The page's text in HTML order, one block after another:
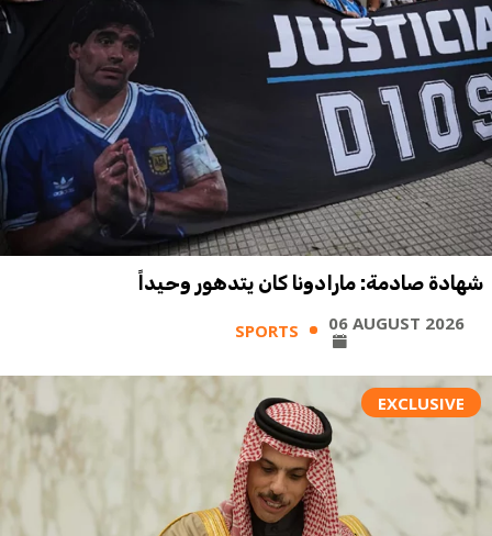
شهادة صادمة: مارادونا كان يتدهور وحيداً
SPORTS 06 AUGUST 2026
EXCLUSIVE